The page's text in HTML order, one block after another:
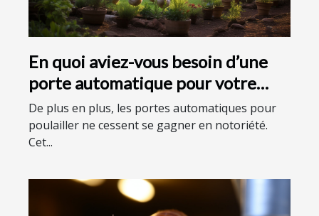
En quoi aviez-vous besoin d’une
porte automatique pour votre
poulailler ?
De plus en plus, les portes automatiques pour
poulailler ne cessent se gagner en notoriété.
Cet...